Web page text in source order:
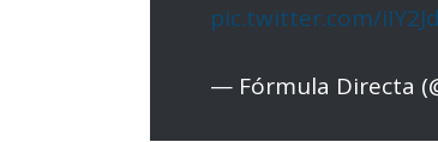
pic.twitter.com/
— Fórmula Directa